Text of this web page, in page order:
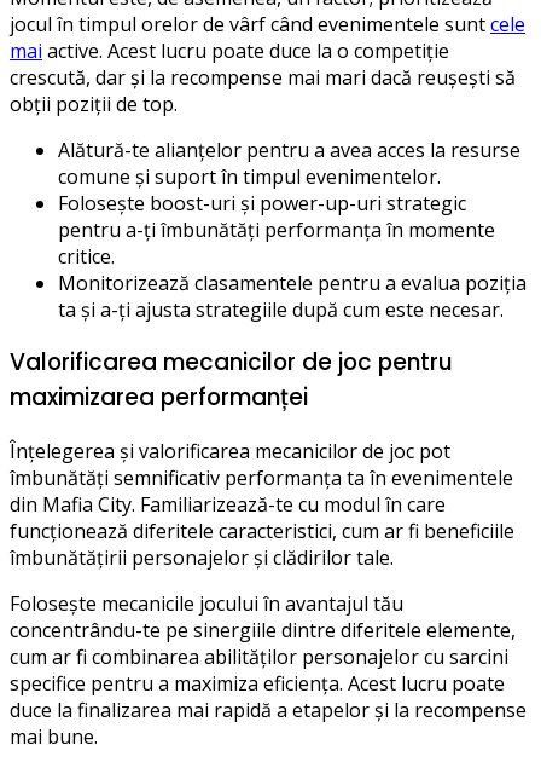
jocul în timpul orelor de vârf când evenimentele suntcele
mai active. Acest lucru poate duce la o competiție
crescută, dar și la recompense mai mari dacă reușești să
obții poziții de top.
Alătură-te alianțelor pentru a avea acces la resurse
comune și suport în timpul evenimentelor.
Folosește boost-uri și power-up-uri strategic
pentru a-ți îmbunătăți performanța în momente
critice.
Monitorizează clasamentele pentru a evalua poziția
ta și a-ți ajusta strategiile după cum este necesar.
Valorificarea mecanicilor de joc pentru
maximizarea performanței
Înțelegerea și valorificarea mecanicilor de joc pot
îmbunătăți semnificativ performanța ta în evenimentele
din Mafia City. Familiarizează-te cu modul în care
funcționează diferitele caracteristici, cum ar fi beneficiile
îmbunătățirii personajelor și clădirilor tale.
Folosește mecanicile jocului în avantajul tău
concentrându-te pe sinergiile dintre diferitele elemente,
cum ar fi combinarea abilităților personajelor cu sarcini
specifice pentru a maximiza eficiența. Acest lucru poate
duce la finalizarea mai rapidă a etapelor și la recompense
mai bune.